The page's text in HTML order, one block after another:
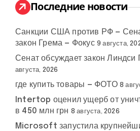
: Последние новости
Санкции США против РФ —
закон Грема — Фокус 9 августа,
Сенат обсуждает закон Линдси
августа, 2026
где купить товары — ФОТО 8
Intertop оценил ущерб от
в 450 млн грн 8 августа, 2026
Microsoft запустила